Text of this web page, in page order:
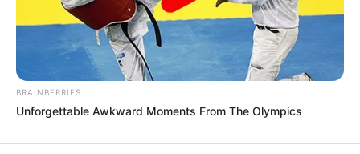
BRAINBERRIES
Unforgettable Awkward Moments From The Olympics